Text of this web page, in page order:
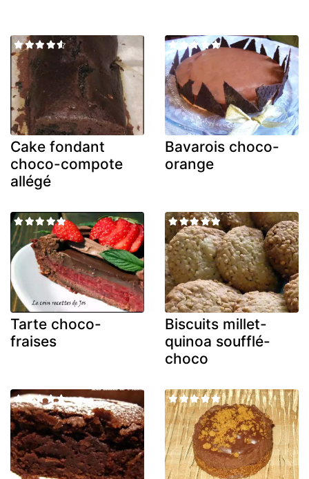
Cake fondant
choco-compote
allégé
Bavarois choco-
orange
Tarte choco-
fraises
Biscuits millet-
quinoa soufflé-
choco